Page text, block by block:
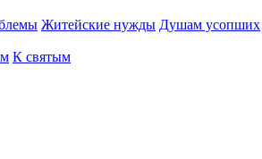
Житейские нужды Душам усопших
К святым